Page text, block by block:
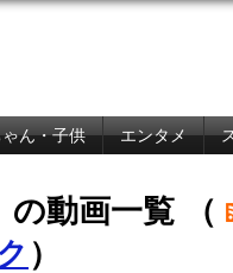
ん・子供 エンタメ
の動画一覧 （
）